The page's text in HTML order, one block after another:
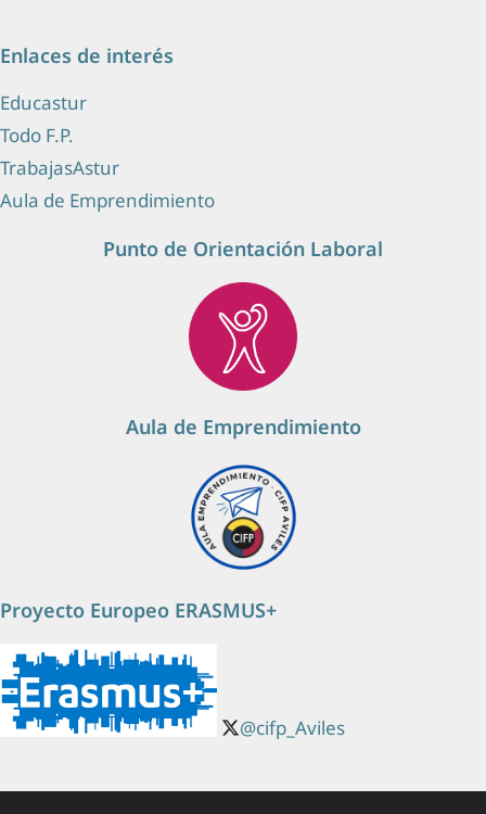
Enlaces de interés
Educastur
Todo F.P.
TrabajasAstur
Aula de Emprendimiento
Punto de Orientación Laboral
Aula de Emprendimiento
Proyecto Europeo ERASMUS+
@cifp_Aviles